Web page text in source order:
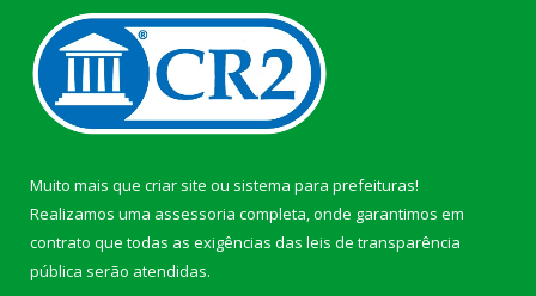
Muito mais que criar site ou sistema para prefeituras!
Realizamos uma assessoria completa, onde garantimos em
contrato que todas as exigências das leis de transparência
pública serão atendidas.